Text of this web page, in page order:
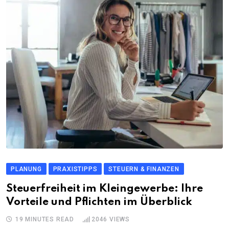
PLANUNG PRAXISTIPPS STEUERN & FINANZEN
Steuerfreiheit im Kleingewerbe: Ihre
Vorteile und Pflichten im Überblick
19 MINUTES READ 2046 VIEWS